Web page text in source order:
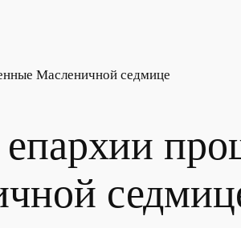
Масленичной седмице